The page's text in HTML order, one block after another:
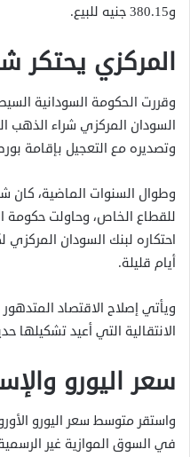
و380.15 جنيه للبيع.
المركزي يحتكر
وقررت الحكومة السودانية
السودان المركزي شراء الذهب
وتصديره مع التعجيل بإقامة
وطوال السنوات الماضية، كان
للقطاع الخاص، وحاولت حكومة
احتكاره لبنك السودان
أيام قليلة.
الانتقالية التي أعيد تشكيلها
سعر اليورو
واستقر متوسط سعر اليورو
في السوق الموازية غير الرسمية